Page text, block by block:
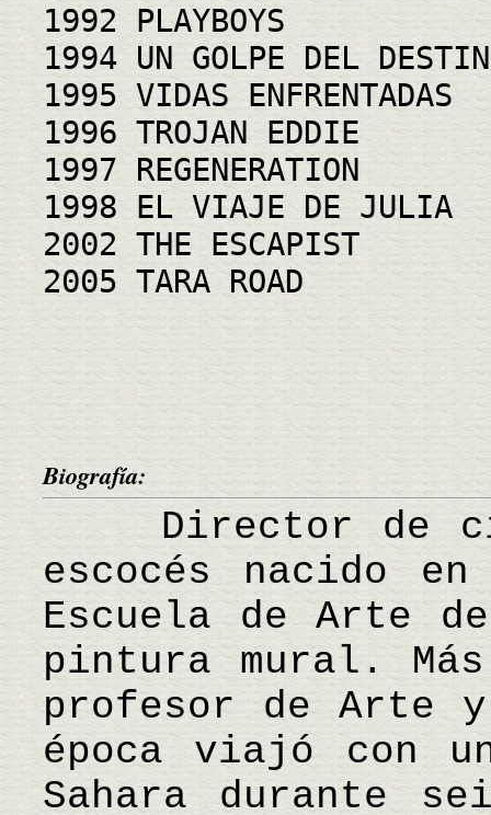
1992 PLAYBOYS
1994 UN GOLPE DEL
1995 VIDAS ENFRENTADAS
1996 TROJAN EDDIE
1997 REGENERATION
1998 EL VIAJE DE JULIA
2002 THE ESCAPIST
2005 TARA ROAD
Biografía:
Director de
escocés nacido
Escuela de Arte
pintura mural.
profesor de Arte
época viajó con
Sahara durante